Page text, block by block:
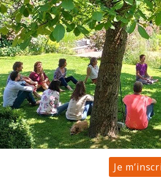
Je